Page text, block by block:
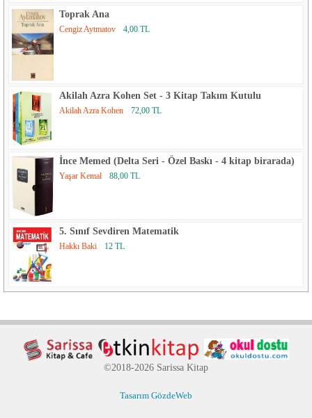
Toprak Ana
Cengiz Aytmatov 4,00 TL
Akilah Azra Kohen Set - 3 Kitap Takım Kutulu
Akilah Azra Kohen 72,00 TL
İnce Memed (Delta Seri - Özel Baskı - 4 kitap birarada)
Yaşar Kemal 88,00 TL
5. Sınıf Sevdiren Matematik
Hakkı Baki 12 TL
©2018-2026 Sarissa Kitap
Tasarım GözdeWeb